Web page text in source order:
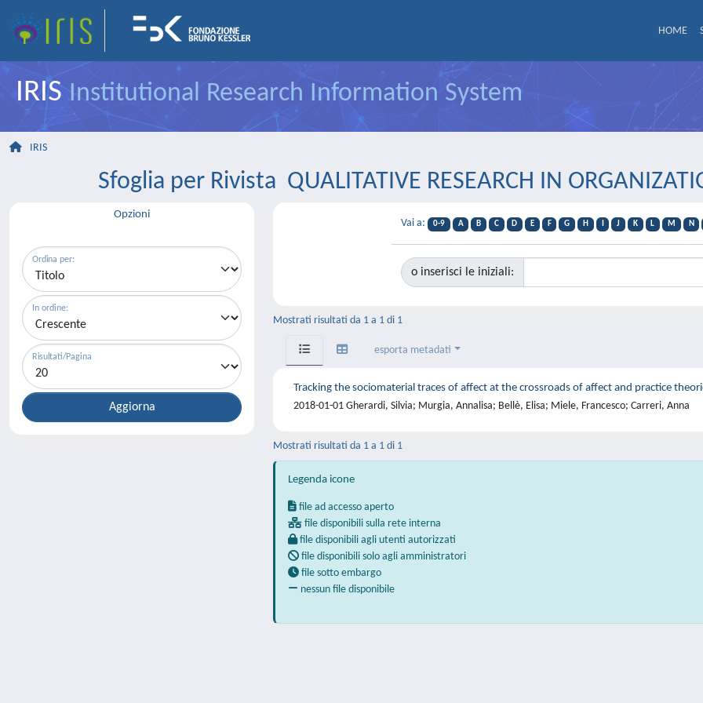
HOME
IRISInstitutional Research Information System
IRIS
Sfoglia per Rivista QUALITATIVE RESEARCH IN
Opzioni
Ordina per:
In ordine:
Risultati/Pagina
Vai a: 0-9 A B C D E F G H J K L M N
o inserisci le iniziali:
Mostrati risultati da 1 a 1 di 1
esporta metadati
Tracking the sociomaterial traces of affect at the crossroads of affect and practice
2018-01-01 Gherardi, Silvia; Murgia, Annalisa; Bellè, Elisa; Miele, Francesco; Carreri, Anna
Mostrati risultati da 1 a 1 di 1
Legenda icone
file ad accesso aperto
file disponibili sulla rete interna
file disponibili agli utenti autorizzati
file disponibili solo agli amministratori
file sotto embargo
nessun file disponibile